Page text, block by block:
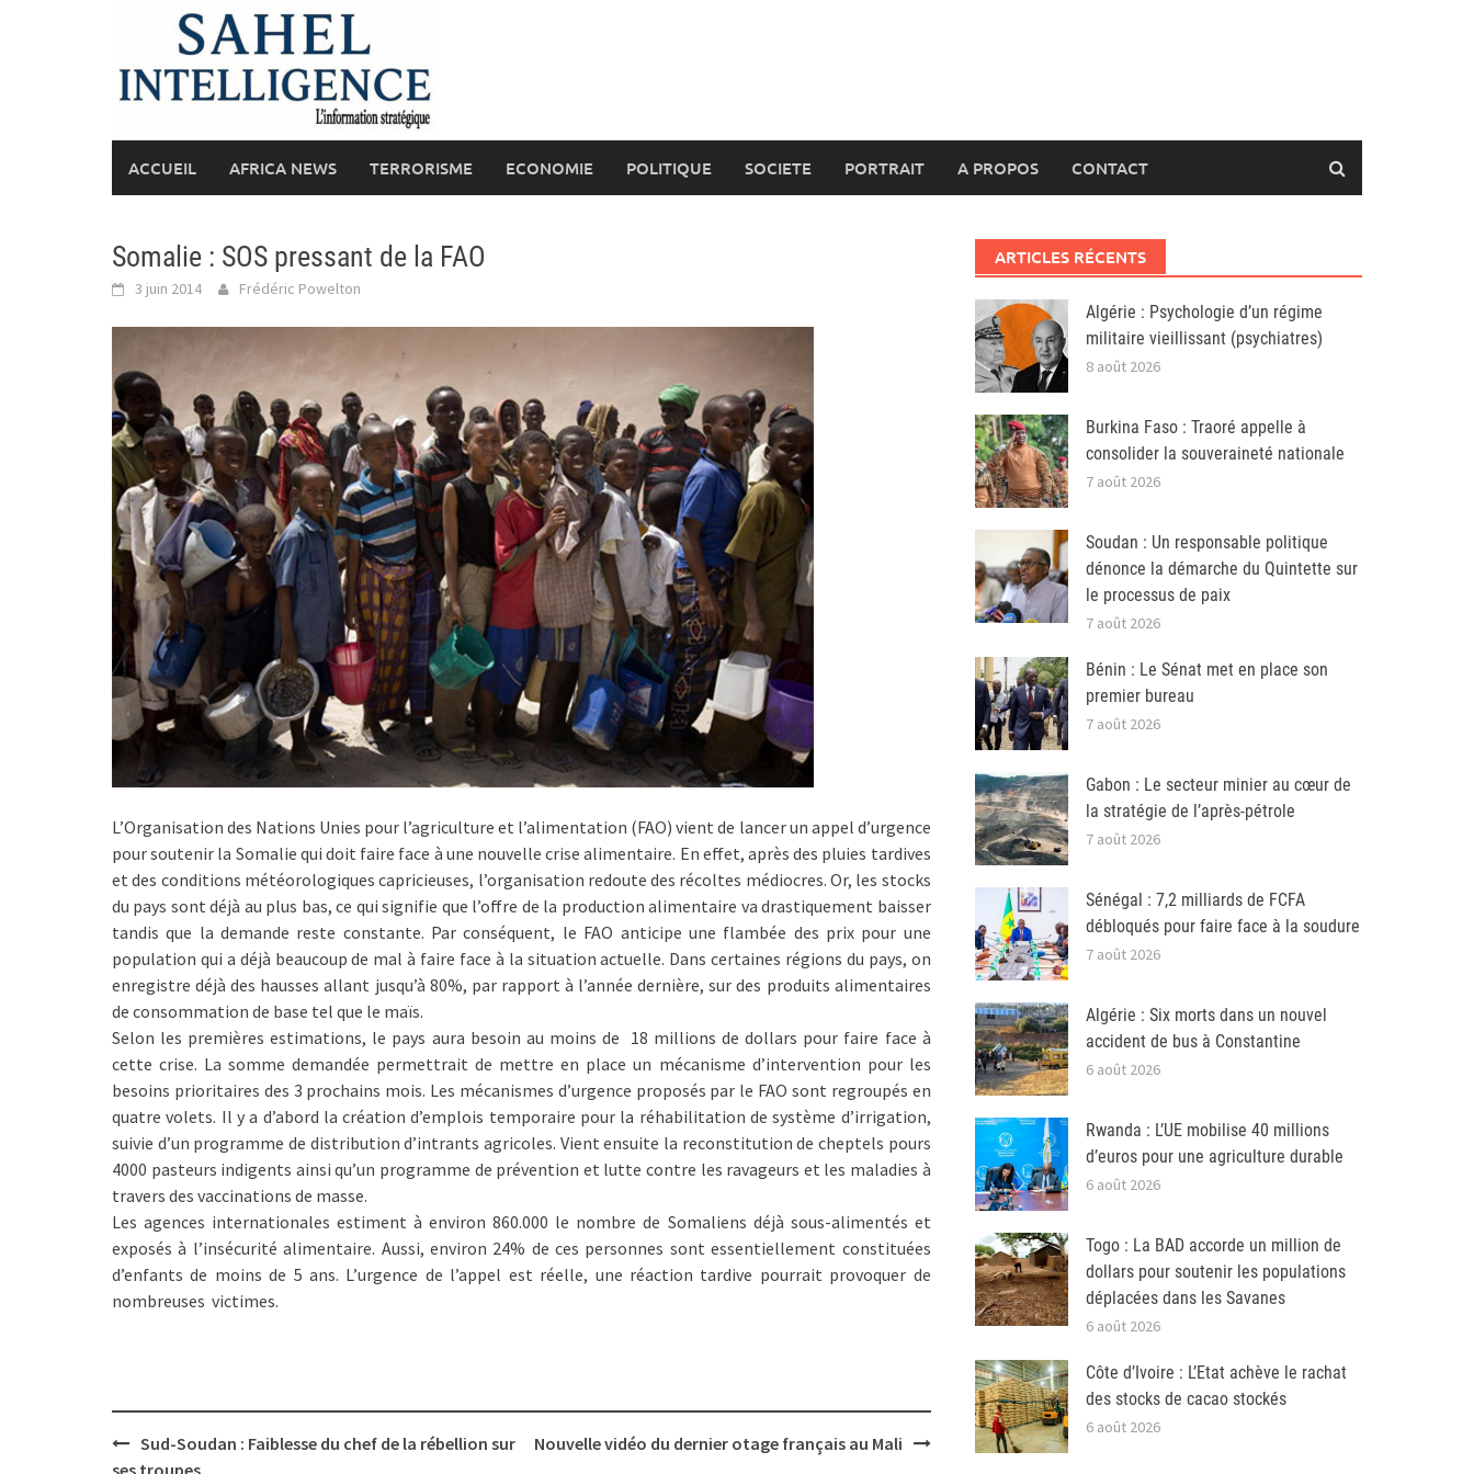
ACCUEIL AFRICA NEWS TERRORISME ECONOMIE POLITIQUE SOCIETE PORTRAIT A PROPOS CONTACT
Somalie : SOS pressant de la FAO
3 juin 2014 Frédéric Powelton
L’Organisation des Nations Unies pour l’agriculture et l’alimentation (FAO) vient de lancer un appel d’urgence
pour soutenir la Somalie qui doit faire face à une nouvelle crise alimentaire. En effet, après des pluies tardives
et des conditions météorologiques capricieuses, l’organisation redoute des récoltes médiocres. Or, les stocks
du pays sont déjà au plus bas, ce qui signifie que l’offre de la production alimentaire va drastiquement baisser
tandis que la demande reste constante. Par conséquent, le FAO anticipe une flambée des prix pour une
population qui a déjà beaucoup de mal à faire face à la situation actuelle. Dans certaines régions du pays, on
enregistre déjà des hausses allant jusqu’à 80%, par rapport à l’année dernière, sur des produits alimentaires
de consommation de base tel que le maïs.
Selon les premières estimations, le pays aura besoin au moins de 18 millions de dollars pour faire face à
cette crise. La somme demandée permettrait de mettre en place un mécanisme d’intervention pour les
besoins prioritaires des 3 prochains mois. Les mécanismes d’urgence proposés par le FAO sont regroupés en
quatre volets. Il y a d’abord la création d’emplois temporaire pour la réhabilitation de système d’irrigation,
suivie d’un programme de distribution d’intrants agricoles. Vient ensuite la reconstitution de cheptels pours
4000 pasteurs indigents ainsi qu’un programme de prévention et lutte contre les ravageurs et les maladies à
travers des vaccinations de masse.
Les agences internationales estiment à environ 860.000 le nombre de Somaliens déjà sous-alimentés et
exposés à l’insécurité alimentaire. Aussi, environ 24% de ces personnes sont essentiellement constituées
d’enfants de moins de 5 ans. L’urgence de l’appel est réelle, une réaction tardive pourrait provoquer de
nombreuses victimes.
Post
navigation
Sud-Soudan : Faiblesse du chef de la rébellion sur
ses troupes
Nouvelle vidéo du dernier otage français au Mali
ARTICLES RÉCENTS
Algérie : Psychologie d’un régime
militaire vieillissant (psychiatres)
8 août 2026
Burkina Faso : Traoré appelle à
consolider la souveraineté nationale
7 août 2026
Soudan : Un responsable politique
dénonce la démarche du Quintette sur
le processus de paix
7 août 2026
Bénin : Le Sénat met en place son
premier bureau
7 août 2026
Gabon : Le secteur minier au cœur de
la stratégie de l’après-pétrole
7 août 2026
Sénégal : 7,2 milliards de FCFA
débloqués pour faire face à la soudure
7 août 2026
Algérie : Six morts dans un nouvel
accident de bus à Constantine
6 août 2026
Rwanda : L’UE mobilise 40 millions
d’euros pour une agriculture durable
6 août 2026
Togo : La BAD accorde un million de
dollars pour soutenir les populations
déplacées dans les Savanes
6 août 2026
Côte d’Ivoire : L’Etat achève le rachat
des stocks de cacao stockés
6 août 2026